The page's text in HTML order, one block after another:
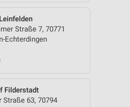
Straße 7, 70771
Echterdingen
Filderstadt
Straße 63, 70794